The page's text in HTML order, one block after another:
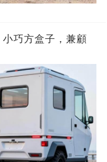
巧方盒子，兼顧